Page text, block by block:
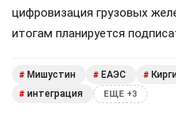
цифровизация грузовых
итогам планируется
# Мишустин # ЕАЭС #
# интеграция ЕЩЕ +3